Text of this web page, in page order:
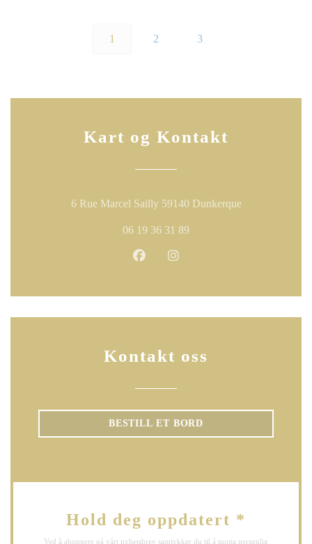
1 2 3
Kart og Kontakt
6 Rue Marcel Sailly 59140 Dunkerque((åpner i et nytt
06 19 36 31 89
Facebook ((åpner i et nytt vindu))
Kontakt oss
BESTILL ET BORD
Hold deg oppdatert *
Ved å abonnere på vårt nyhetsbrev samtykker du til å motta personlig